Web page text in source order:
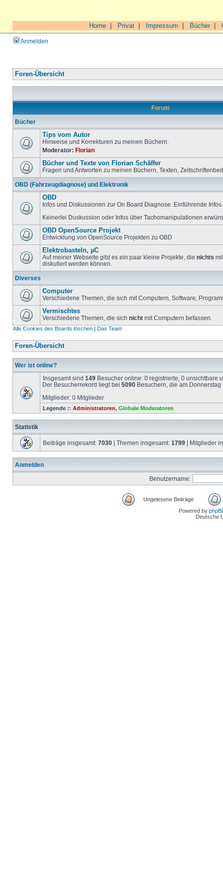
Home Privat Impressum Bücher|
Anmelden
Foren-Übersicht
Forum
Bücher
Tips vom Autor
Hinweise und Korrekturen zu meinen Büchern.
Moderator: Florian
Bücher und Texte von Florian Schäffer
Fragen und Antworten zu meinen Büchern, Texten,
OBD (Fahrzeugdiagnose) und Elektronik
OBD
Infos und Diskussionen zur On Board Diagnose. Einführende
Keinerlei Duskussion oder Infos über Tachomanipulationen
OBD OpenSource Projekt
Entwicklung von OpenSource Projekten zu OBD
Elektrobasteln, µC
Auf meiner Webseite gibt es ein paar kleine Projekte, die nichts
diskutiert werden können.
Diverses
Computer
Verschiedene Themen, die sich mit Computern, Software,
Vermischtes
Verschiedene Themen, die sich nicht mit Computern befassen.
Alle Cookies des Boards löschen | Das Team
Foren-Übersicht
Wer ist online?
Insgesamt sind 149 Besucher online: 0 registrierte, 0 unsichtbare
Der Besucherrekord liegt bei 5090 Besuchern, die am
Mitglieder: 0 Mitglieder
Legende :: Administratoren, Globale Moderatoren
Statistik
Beiträge insgesamt: 7030 | Themen insgesamt: 1799 | Mitglieder
Anmelden
Benutzername:
Ungelesene Beiträge
Powered by
Deutsche